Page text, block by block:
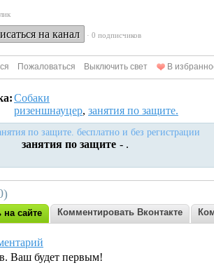
на канал · 0 подписчиков
Пожаловаться Выключить свет В
Собаки
ризеншнауцер, занятия по защите.
по защите. бесплатно и без регистрации
-
занятия по защите .
сайте Комментировать Вконтакте
Ваш будет первым!